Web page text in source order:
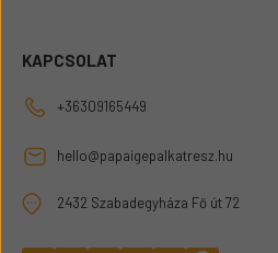
KAPCSOLAT
+36309165449
hello@papaigepalkatresz.hu
2432 Szabadegyháza Fő út 72